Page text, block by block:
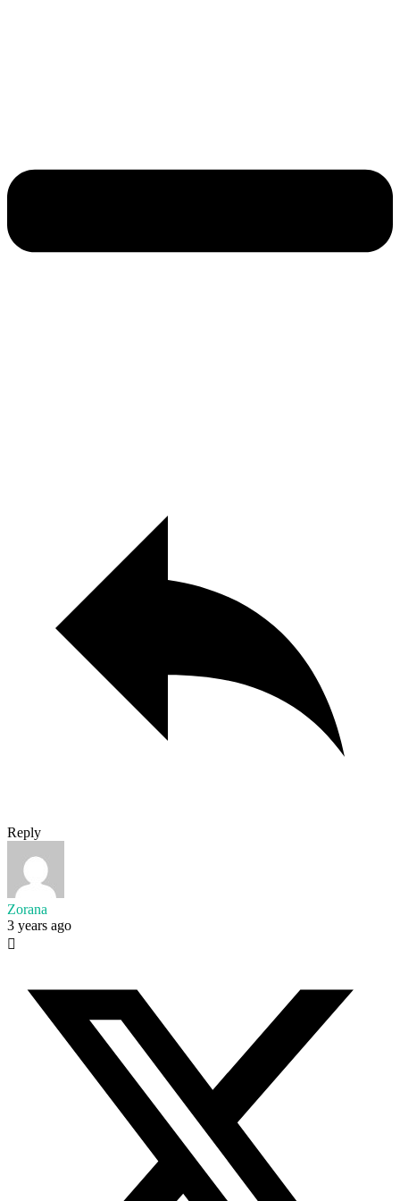
Reply
Zorana
3 years ago